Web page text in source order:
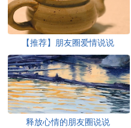
【推荐】朋友圈爱情说说
释放心情的朋友圈说说